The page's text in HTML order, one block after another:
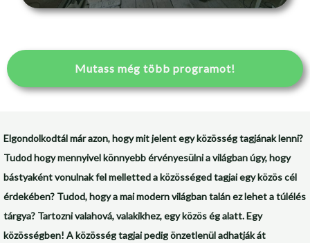
Mutass még több programot!
Elgondolkodtál már azon, hogy mit jelent egy közösség tagjának lenni?
Tudod hogy mennyivel könnyebb érvényesülni a világban úgy, hogy
bástyaként vonulnak fel melletted a közösséged tagjai egy közös cél
érdekében? Tudod, hogy a mai modern világban talán ez lehet a túlélés
tárgya? Tartozni valahová, valakikhez, egy közös ég alatt. Egy
közösségben! A közösség tagjai pedig önzetlenül adhatják át